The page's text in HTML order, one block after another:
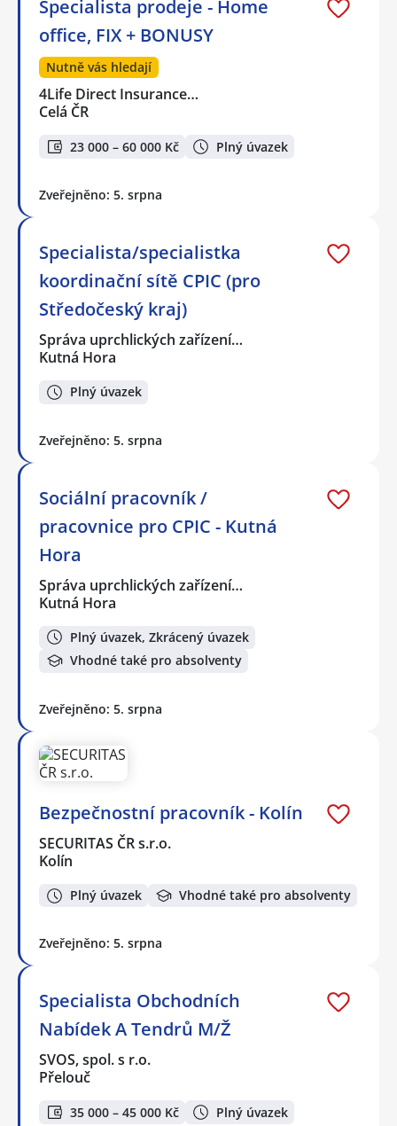
Specialista prodeje - Home
office, FIX + BONUSY
Nutně vás hledají
4Life Direct Insurance…
Celá ČR
23 000 – 60 000 Kč Plný úvazek
Zveřejněno: 5. srpna
Specialista/specialistka
koordinační sítě CPIC (pro
Středočeský kraj)
Správa uprchlických zařízení…
Kutná Hora
Plný úvazek
Zveřejněno: 5. srpna
Sociální pracovník /
pracovnice pro CPIC - Kutná
Hora
Správa uprchlických zařízení…
Kutná Hora
Plný úvazek, Zkrácený úvazek
Vhodné také pro absolventy
Zveřejněno: 5. srpna
Bezpečnostní pracovník - Kolín
SECURITAS ČR s.r.o.
Kolín
Plný úvazek Vhodné také pro absolventy
Zveřejněno: 5. srpna
Specialista Obchodních
Nabídek A Tendrů M/Ž
SVOS, spol. s r.o.
Přelouč
35 000 – 45 000 Kč Plný úvazek